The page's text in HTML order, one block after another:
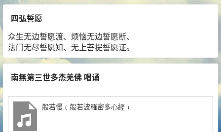
四弘誓愿
众生无边誓愿渡、烦恼无边誓愿断、
法门无尽誓愿知、无上菩提誓愿证。
南無第三世多杰羌佛 唱诵
般若慢﹙般若波羅密多心經﹚